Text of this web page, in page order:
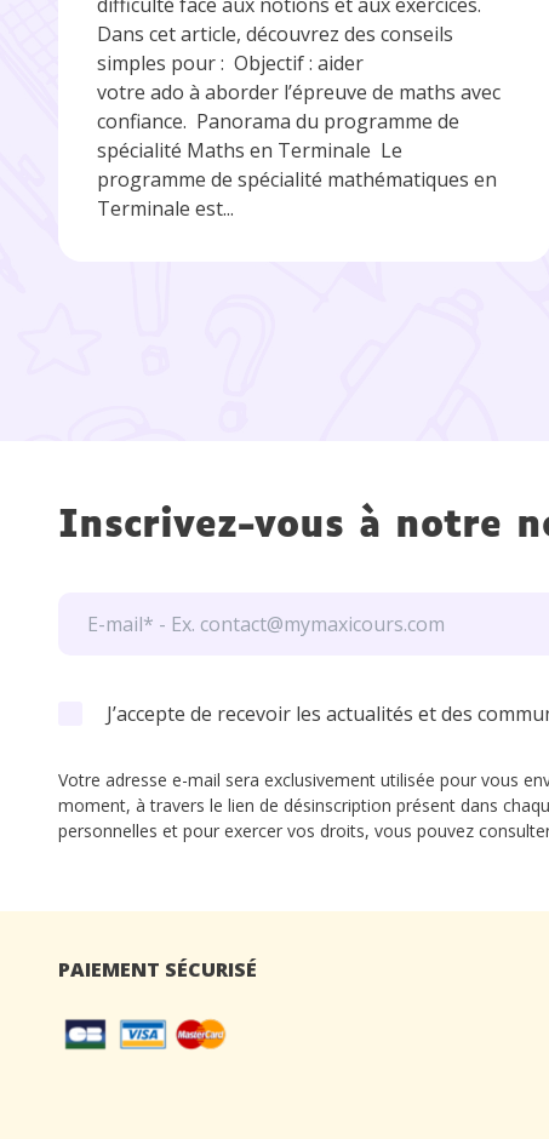
Dans cet article, découvrez des conseils
simples pour : Objectif : aider
votre ado à aborder l’épreuve de maths avec
confiance. Panorama du programme de
spécialité Maths en Terminale Le
programme de spécialité mathématiques en
Terminale est...
Inscrivez-vous à notre
J’accepte de recevoir les actualités et des
Votre adresse e-mail sera exclusivement utilisée pour vous
moment, à travers le lien de désinscription présent dans
personnelles et pour exercer vos droits, vous pouvez
PAIEMENT SÉCURISÉ